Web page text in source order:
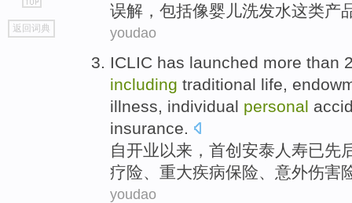
go
top
返回词典
误解 ， 包括像婴儿洗发水这类产
youdao
ICLIC has launched more than
including traditional life,
illness , individual personal
insurance
自开业以来，首创 安泰 人寿已先
疗险、重大疾病保险、 意外伤害
youdao